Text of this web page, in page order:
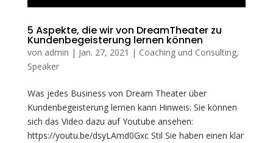
5 Aspekte, die wir von DreamTheater zu
Kundenbegeisterung lernen können
von admin | Jan. 27, 2021 | Coaching und Consulting,
Speaker
Was jedes Business von Dream Theater über
Kundenbegeisterung lernen kann Hinweis: Sie können
sich das Video dazu auf Youtube ansehen:
https://youtu.be/dsyLAmd0Gxc Stil Sie haben einen klar